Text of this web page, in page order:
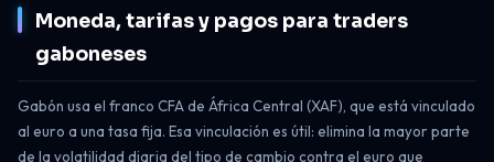
Moneda, tarifas y pagos para traders
gaboneses
Gabón usa el franco CFA de África Central (XAF), que está vinculado
al euro a una tasa fija. Esa vinculación es útil: elimina la mayor parte
de la volatilidad diaria del tipo de cambio contra el euro que